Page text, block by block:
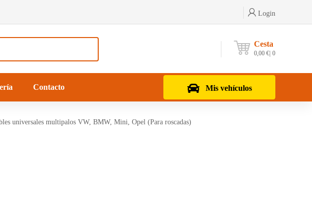
Login
Cesta
0,00 € 0
Mis vehículos
Contacto
universales multipalos VW, BMW, Mini, Opel (Para roscadas)